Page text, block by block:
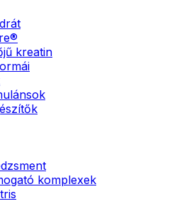
kreatin
komplexek